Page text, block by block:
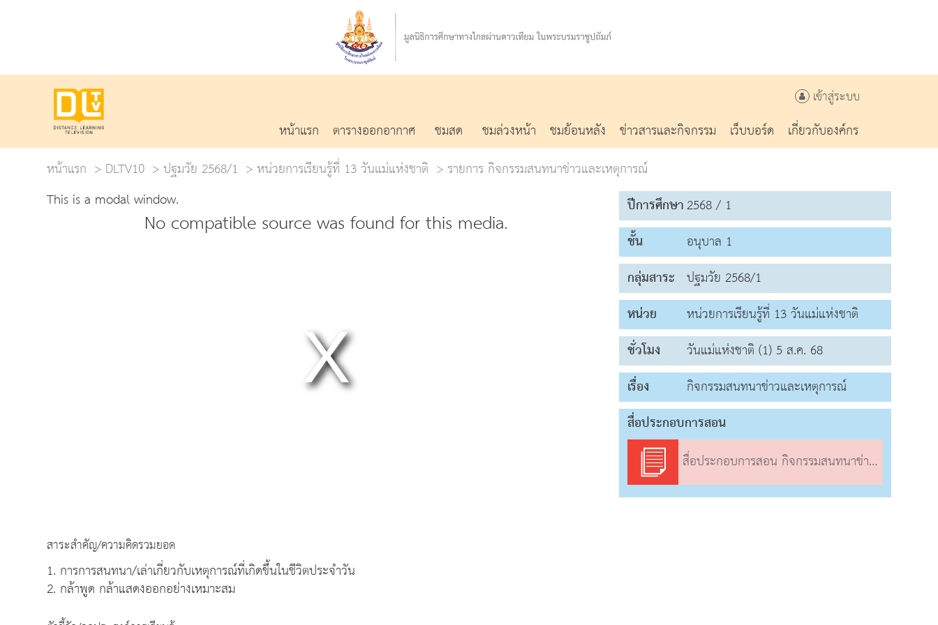
เข้าสู่ระบบ
หน้าแรก ตารางออกอากาศ ชมสด ชมล่วงหน้า ชมย้อนหลัง ข่าวสารและกิจกรรม เว็บบอร์ด
เกี่ยวกับองค์กร
หน้าแรก
DLTV10 ปฐมวัย 2568/1 หน่วยการเรียนรู้ที่ 13 วันแม่แห่งชาติ
รายการ กิจกรรมสนทนาข่าวและเหตุการณ์
This is a modal window.
No compatible source was found for this media.
สาระสำคัญ/ความคิดรวมยอด
1. การการสนทนา/เล่าเกี่ยวกับเหตุการณ์ที่เกิดขึ้นในชีวิตประจำวัน
2. กล้าพูด กล้าแสดงออกอย่างเหมาะสม
ปีการศึกษา2568 / 1
ชั้น
อนุบาล 1
กลุ่มสาระ ปฐมวัย 2568/1
หน่วย
หน่วยการเรียนรู้ที่ 13 วันแม่แห่งชาติ
ชั่วโมง
วันแม่แห่งชาติ (1) 5 ส.ค. 68
เรื่อง
กิจกรรมสนทนาข่าวและเหตุการณ์
สื่อประกอบการสอน
สื่อประกอบการสอน กิจกรรมสนทนาข่าวและเหตุการณ์